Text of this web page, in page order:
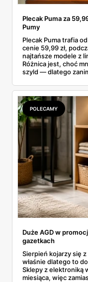
Plecak Puma za
Pumy
Plecak Puma trafia
cenie 59,99 zł,
najtańsze modele z
Różnica jest, choć
szyld — dlatego
rozpiska: co
odpowiedniki u
się opłaci.
POLECAMY
Duże AGD w
gazetkach
Sierpień kojarzy się
właśnie dlatego to
Sklepy z elektroniką
miesiąca, więc